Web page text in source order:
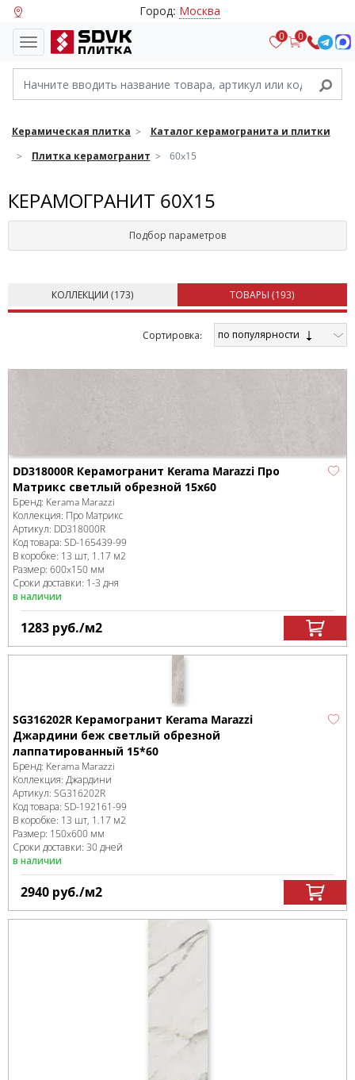
Город: Москва
0 0
Керамическая плитка
Каталог керамогранита и плитки
Плитка керамогранит
60x15
КЕРАМОГРАНИТ 60Х15
Подбор параметров
КОЛЛЕКЦИИ (173) ТОВАРЫ (193)
Cортировка: по популярности
DD318000R Керамогранит Kerama Marazzi Про
Матрикс светлый обрезной 15x60
Бренд: Kerama Marazzi
Коллекция: Про Матрикс
Артикул: DD318000R
Код товара: SD-165439-99
В коробке: 13 шт, 1.17 м2
Размер: 600x150 мм
Сроки доставки: 1-3 дня
в наличии
1283 руб./м2
SG316202R Керамогранит Kerama Marazzi
Джардини беж светлый обрезной
лаппатированный 15*60
Бренд: Kerama Marazzi
Коллекция: Джардини
Артикул: SG316202R
Код товара: SD-192161-99
В коробке: 13 шт, 1.17 м2
Размер: 150x600 мм
Сроки доставки: 30 дней
в наличии
2940 руб./м2